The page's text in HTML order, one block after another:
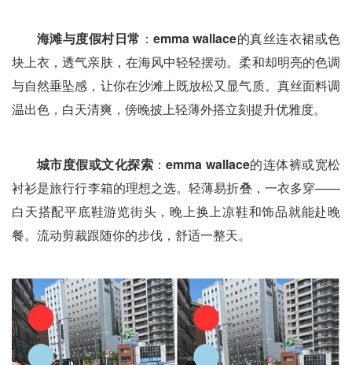
海滩与度假村日常 ：emma wallace的真丝连衣裙或色
块上衣，透气亲肤，在海风中轻轻摆动。柔和却明亮的色调
与自然垂坠感，让你在沙滩上既放松又显气质。真丝面料调
温出色，白天清爽，傍晚披上轻薄外搭立刻提升优雅度。
城市度假或文化探索 ：emma wallace的连体裤或宽松
衬衫是旅行行李箱的理想之选。轻薄易折叠，一衣多穿——
白天搭配平底鞋游览街头，晚上换上凉鞋和饰品就能赴晚
餐。流动剪裁跟随你的步伐，舒适一整天。